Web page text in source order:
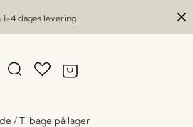
1-4 dages levering
/Tilbage på lager